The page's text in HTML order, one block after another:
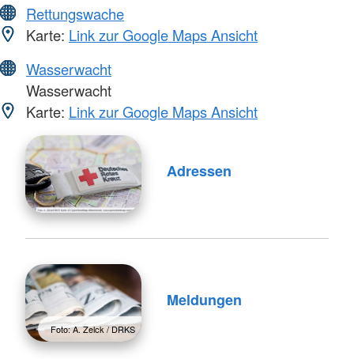
Rettungswache
Karte: Link zur Google Maps Ansicht
Wasserwacht
Wasserwacht
Karte: Link zur Google Maps Ansicht
Adressen
Foto: A. Zelck / DRKS
Meldungen